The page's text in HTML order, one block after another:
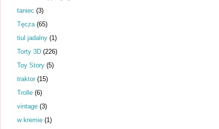
taniec (3)
Tęcza (65)
tiul jadalny (1)
Torty 3D (226)
Toy Story (5)
traktor (15)
Trolle (6)
vintage (3)
w kremie (1)